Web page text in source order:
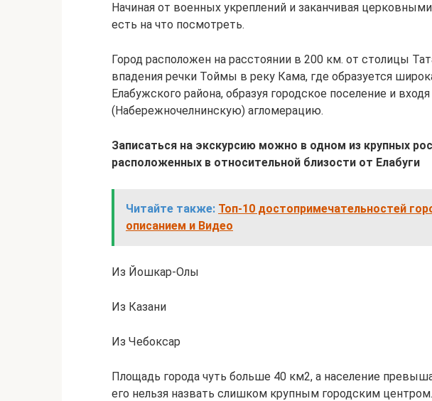
Начиная от военных укреплений и заканчивая
есть на что посмотреть.
Город расположен на расстоянии в 200 км. от столицы
впадения речки Тоймы в реку Кама, где образуется
Елабужского района, образуя городское поселение и
(Набережночелнинскую) агломерацию.
Записаться на экскурсию можно в одном из крупных
расположенных в относительной близости от Елабуги
Читайте также: Топ-10 достопримечательностей
описанием и Видео
Из Йошкар-Олы
Из Казани
Из Чебоксар
Площадь города чуть больше 40 км2, а население
его нельзя назвать слишком крупным городским